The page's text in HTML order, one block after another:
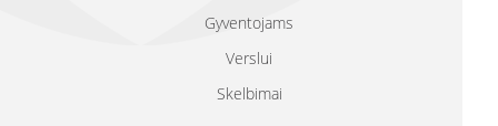
Gyventojams
Verslui
Skelbimai